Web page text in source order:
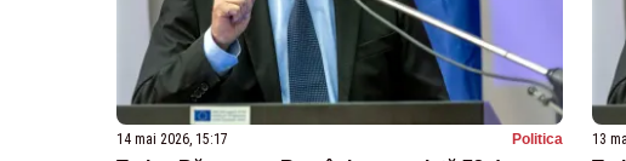
14 mai 2026, 15:17 Politica 13